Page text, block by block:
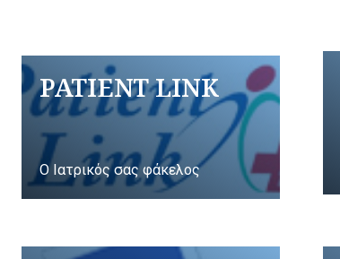
PATIENT LINK
Ο Ιατρικός σας φάκελος